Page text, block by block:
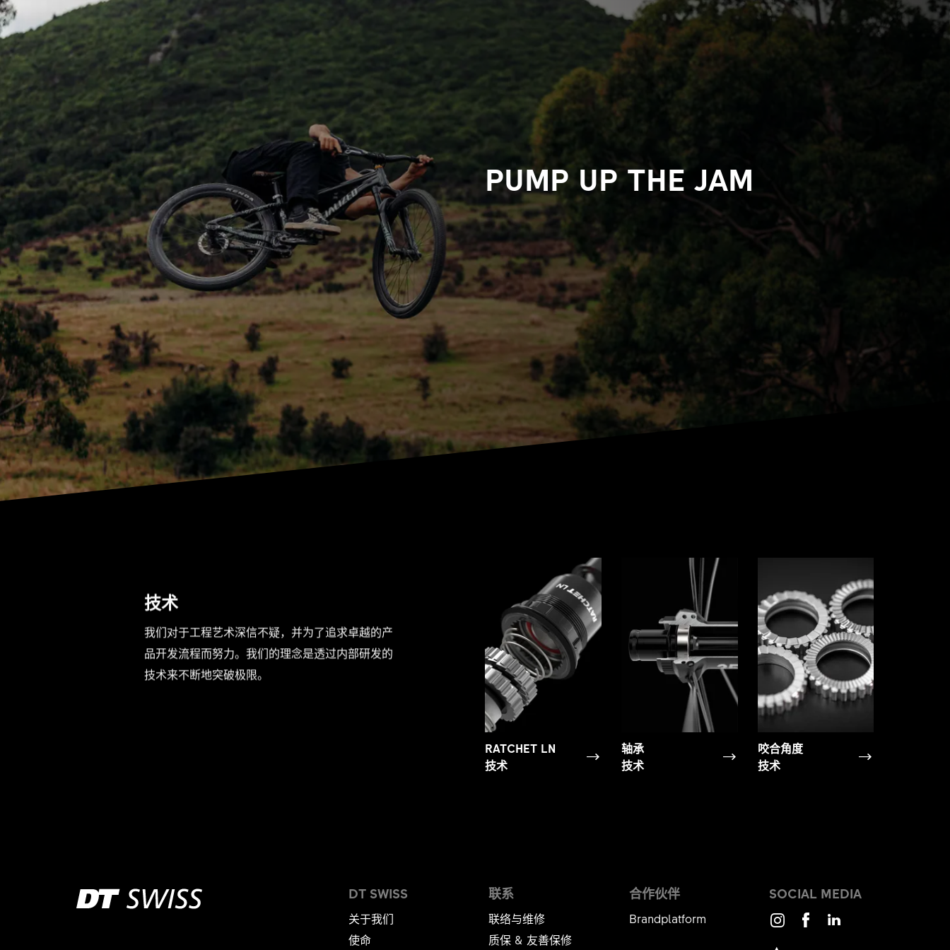
PUMP UP THE JAM
技术
我们对于工程艺术深信不疑，并为了追求卓越的产
品开发流程而努力。我们的理念是透过内部研发的
技术来不断地突破极限。
RATCHET LN
技术
轴承
技术
咬合角度
技术
DT SWISS
关于我们
使命
联系
联络与维修
质保 & 友善保修
合作伙伴
Brandplatform
SOCIAL MEDIA